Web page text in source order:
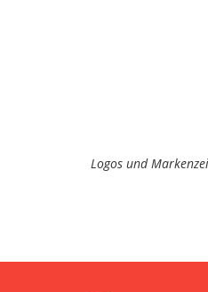
Logos und